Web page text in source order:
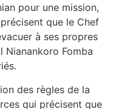
pour une mission,
que le Chef
à ses propres
Nianankoro Fomba
des règles de la
qui précisent que